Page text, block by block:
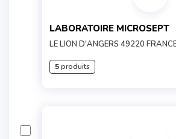
LABORATOIRE MICROSEPT
LE LION D'ANGERS 49220
5produits